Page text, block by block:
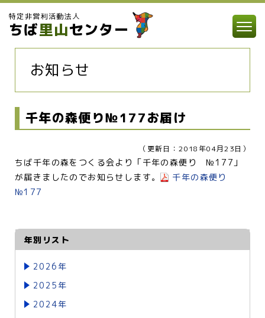
特定非営利活動法人
ちば里山センター
お知らせ
千年の森便り№177お届け
（更新日：2018年04月23日）
ちば千年の森をつくる会より「千年の森便り №177」
が届きましたのでお知らせします。
千年の森便り
№177
年別リスト
2026年
2025年
2024年